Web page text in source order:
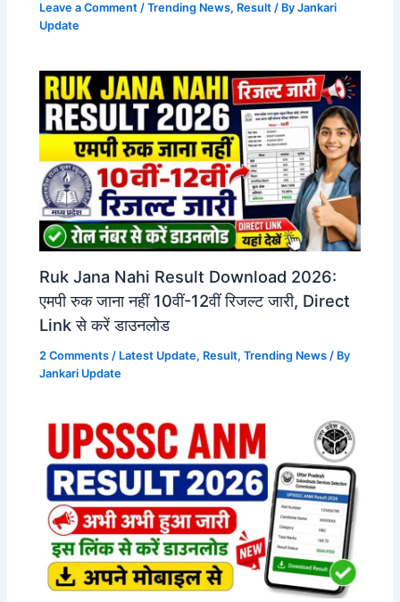
Leave a Comment /Trending News, Result / ByJankari
Update
Ruk Jana Nahi Result Download 2026:
एमपी रुक जाना नहीं 10वीं-12वीं रिजल्ट जारी, Direct
Link से करें डाउनलोड
2 Comments / Latest Update, Result,Trending News / By
Jankari Update